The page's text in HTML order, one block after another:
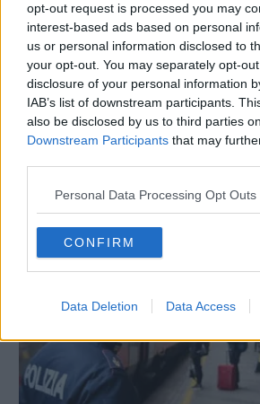
opt-out request is processed you may
interest-based ads based on personal
us or personal information disclosed to
your opt-out. You may separately opt-
disclosure of your personal information
IAB’s list of downstream participants.
also be disclosed by us to third parties
Downstream Participants that may
Personal Data Processing Opt Outs
CONFIRM
Data Deletion Data Access
ATTUALITÀ
Salvato da un poliziotto
travolto dal treno. Poi però…
7 GENNAIO 2021
Cade mentre attraversa i
poco prima dell’arrivo del
17 DICEMBRE 2020